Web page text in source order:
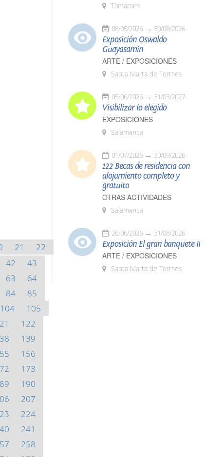
21
22
42
43
63
64
84
85
104
105
122
139
156
173
190
207
224
241
258
Tamames
08/05/2026 30/08/2026
Exposición Oswaldo
Guayasamín
ARTE / EXPOSICIONES
Santa Marta de Tormes
05/06/2026 31/03/2027
Visibilizar lo elegido
EXPOSICIONES
Salamanca
01/07/2026 30/09/2026
122 Becas de residencia con
alojamiento completo y
gratuito
OTRAS ACTIVIDADES
Salamanca
26/06/2026 31/08/2026
Exposición El gran banquete II
ARTE / EXPOSICIONES
Santa Marta de Tormes